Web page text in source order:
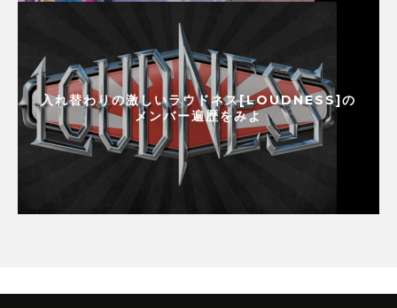
入れ替わりの激しいラウドネス[LOUDNESS]の
メンバー遍歴をみよ